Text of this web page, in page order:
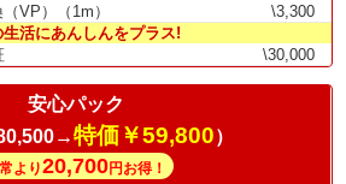
VP）（1m）
\3,300
活にあんしんをプラス!
\30,000
安心パック
特価￥59,800）
より20,700円お得！